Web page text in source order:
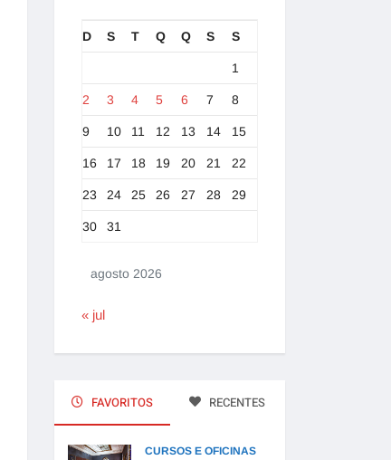
agosto 2026
D S T Q Q S S
1
2 3 4 5 6 7 8
9 10 11 12 13 14 15
16 17 18 19 20 21 22
23 24 25 26 27 28 29
30 31
« jul
FAVORITOS RECENTES
CURSOS E OFICINAS